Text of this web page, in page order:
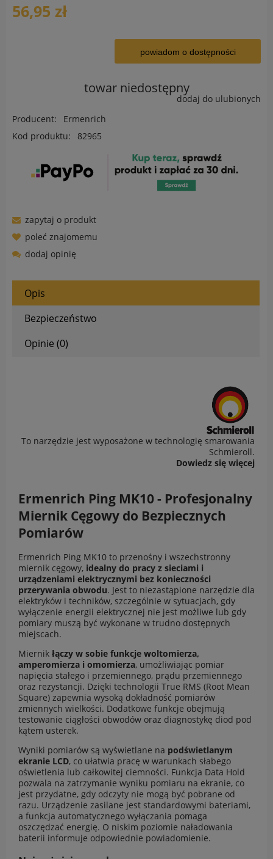
56,95 zł
powiadom o dostępności
towar niedostępny
dodaj do ulubionych
Producent:
Ermenrich
Kod produktu:
82965
zapytaj o produkt
poleć znajomemu
dodaj opinię
Opis
Bezpieczeństwo
Opinie (0)
To narzędzie jest wyposażone w technologię smarowania
Schmieroll.
Dowiedz się więcej
Ermenrich Ping MK10 - Profesjonalny
Miernik Cęgowy do Bezpiecznych
Pomiarów
Ermenrich Ping MK10 to przenośny i wszechstronny
miernik cęgowy, idealny do pracy z sieciami i
urządzeniami elektrycznymi bez konieczności
przerywania obwodu. Jest to niezastąpione narzędzie dla
elektryków i techników, szczególnie w sytuacjach, gdy
wyłączenie energii elektrycznej nie jest możliwe lub gdy
pomiary muszą być wykonane w trudno dostępnych
miejscach.
Miernik łączy w sobie funkcje woltomierza,
amperomierza i omomierza, umożliwiając pomiar
napięcia stałego i przemiennego, prądu przemiennego
oraz rezystancji. Dzięki technologii True RMS (Root Mean
Square) zapewnia wysoką dokładność pomiarów
zmiennych wielkości. Dodatkowe funkcje obejmują
testowanie ciągłości obwodów oraz diagnostykę diod pod
kątem usterek.
Wyniki pomiarów są wyświetlane na podświetlanym
ekranie LCD, co ułatwia pracę w warunkach słabego
oświetlenia lub całkowitej ciemności. Funkcja Data Hold
pozwala na zatrzymanie wyniku pomiaru na ekranie, co
jest przydatne, gdy odczyty nie mogą być pobrane od
razu. Urządzenie zasilane jest standardowymi bateriami,
a funkcja automatycznego wyłączania pomaga
oszczędzać energię. O niskim poziomie naładowania
baterii informuje odpowiednie powiadomienie.